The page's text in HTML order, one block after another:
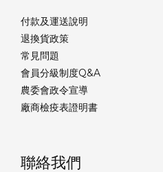
付款及運送說明
退換貨政策
常見問題
會員分級制度Q&A
農委會政令宣導
廠商檢疫表證明書
聯絡我們